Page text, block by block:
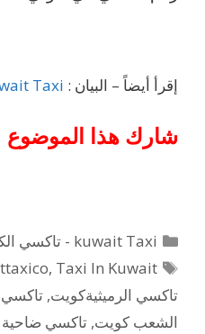
إقرأ أيضاً – البيان : Taxi
شارك هذا الموضوع
التصنيفات
kuwait Taxi - تاكسي الكويت
الوسوم
, Taxi In Kuwait
تاكسي الرميثيةكويت, تاكسي
الشعب كويت, تاكسي ضاحية